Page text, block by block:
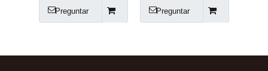
Preguntar Preguntar